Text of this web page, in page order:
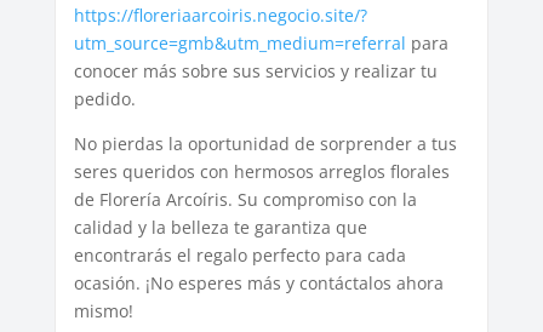
https://floreriaarcoiris.negocio.site/?
utm_source=gmb&utm_medium=referral para
conocer más sobre sus servicios y realizar tu
pedido.
No pierdas la oportunidad de sorprender a tus
seres queridos con hermosos arreglos florales
de Florería Arcoíris. Su compromiso con la
calidad y la belleza te garantiza que
encontrarás el regalo perfecto para cada
ocasión. ¡No esperes más y contáctalos ahora
mismo!